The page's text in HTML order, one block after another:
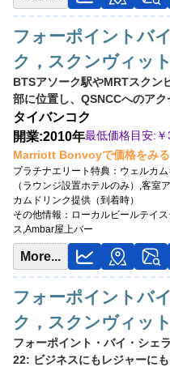
フォーポイントバ
ク，スクンヴィッ
BTSアソーク駅やMRTスクン
部に位置し、QSNCCへのア
タイバンコク
開業:2010年最低価格目安:￥
Marriott Bonvoyで価格をみる
プラチナエリート特典： ウェルカ
（ラウンジ設置ホテルのみ）,客室
カムドリンク提供（到着時）
その他情報： ローカルビールテイ
ス,Ambar屋上バー
More...
フォーポイントバ
ク，スクンヴィッ
フォーポイント・バイ・シェ
22: ビジネスにもレジャーに